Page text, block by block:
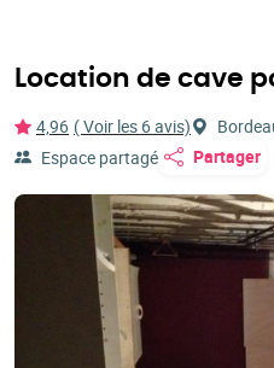
Location de cave
4,96 ( Voir les 6 avis)
Espace partagé
Partager